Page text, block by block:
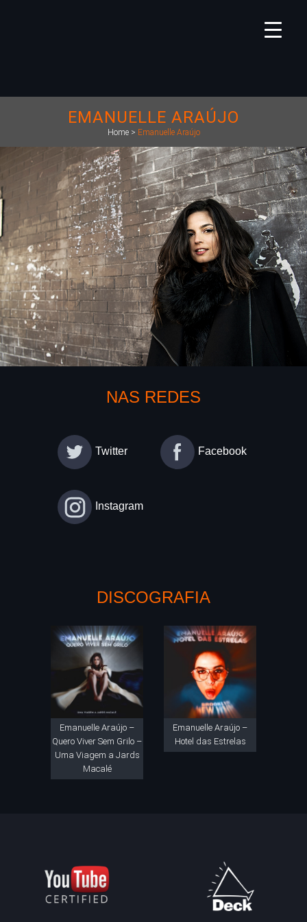
EMANUELLE ARAÚJO
Home> Emanuelle Araújo
NAS REDES
Twitter Facebook
Instagram
DISCOGRAFIA
Emanuelle Araújo –
Quero Viver Sem Grilo –
Uma Viagem a Jards
Macalé
Emanuelle Araújo –
Hotel das Estrelas